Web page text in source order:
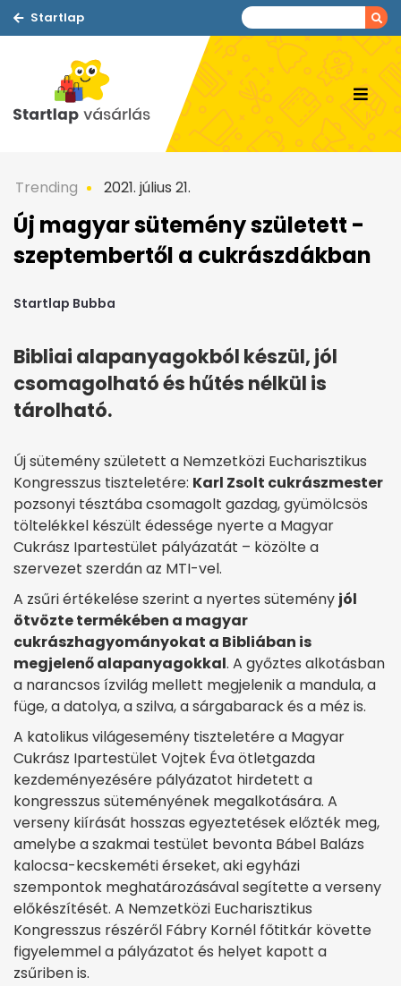
Startlap
Trending 2021. július 21.
Új magyar sütemény született -
szeptembertől a cukrászdákban
Startlap Bubba
Bibliai alapanyagokból készül, jól
csomagolható és hűtés nélkül is
tárolható.
Új sütemény született a Nemzetközi Eucharisztikus
Kongresszus tiszteletére: Karl Zsolt cukrászmester
pozsonyi tésztába csomagolt gazdag, gyümölcsös
töltelékkel készült édessége nyerte a Magyar
Cukrász Ipartestület pályázatát – közölte a
szervezet szerdán az MTI-vel.
A zsűri értékelése szerint a nyertes sütemény jól
ötvözte termékében a magyar
cukrászhagyományokat a Bibliában is
megjelenő alapanyagokkal. A győztes alkotásban
a narancsos ízvilág mellett megjelenik a mandula, a
füge, a datolya, a szilva, a sárgabarack és a méz is.
A katolikus világesemény tiszteletére a Magyar
Cukrász Ipartestület Vojtek Éva ötletgazda
kezdeményezésére pályázatot hirdetett a
kongresszus süteményének megalkotására. A
verseny kiírását hosszas egyeztetések előzték meg,
amelybe a szakmai testület bevonta Bábel Balázs
kalocsa-kecskeméti érseket, aki egyházi
szempontok meghatározásával segítette a verseny
előkészítését. A Nemzetközi Eucharisztikus
Kongresszus részéről Fábry Kornél főtitkár követte
figyelemmel a pályázatot és helyet kapott a
zsűriben is.